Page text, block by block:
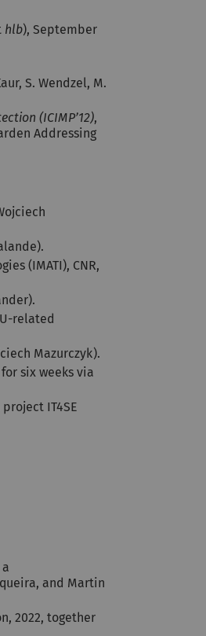
hlb), September
S. Wendzel, M.
(ICIMP’12),
Addressing
(IMATI), CNR,
related
Mazurczyk).
six weeks via
IT4SE
and Martin
2022, together